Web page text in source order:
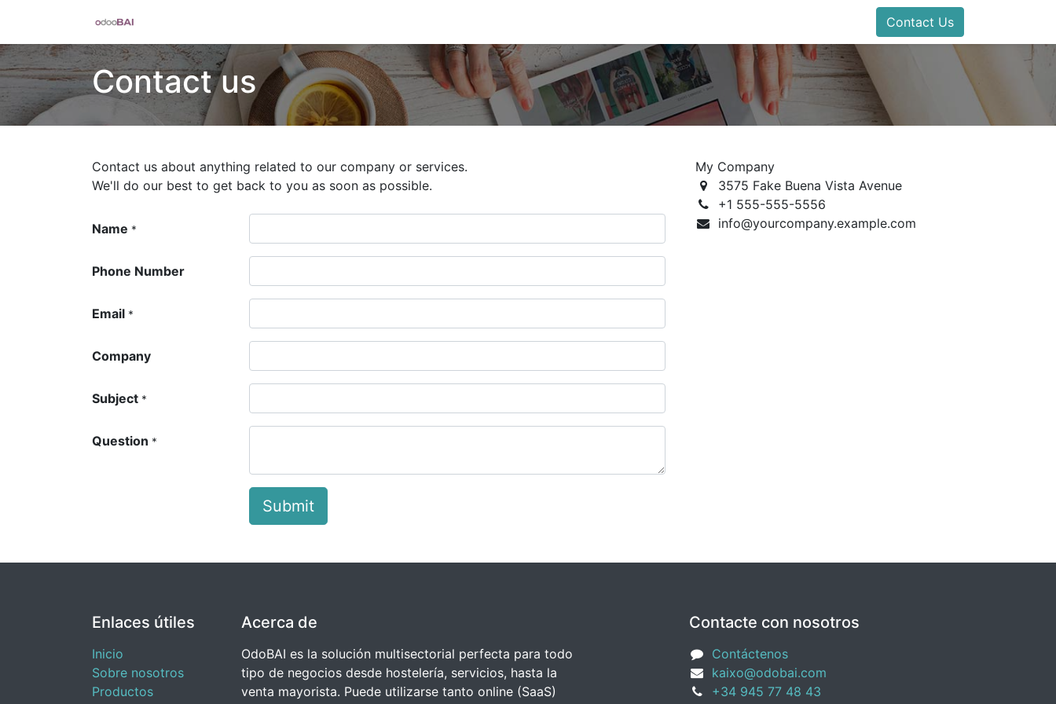
Contact Us
Contact us
Contact us about anything related to our company or services.
We'll do our best to get back to you as soon as possible.
Name *
Phone Number
Email *
Company
Subject *
Question *
Submit
My Company
3575 Fake Buena Vista Avenue
+1 555-555-5556
info@yourcompany.example.com
Enlaces útiles
Inicio
Sobre nosotros
Productos
Acerca de
OdoBAI es la solución multisectorial perfecta para todo
tipo de negocios desde hostelería, servicios, hasta la
venta mayorista. Puede utilizarse tanto online (SaaS)
Contacte con nosotros
Contáctenos
kaixo@odobai.com
+34 945 77 48 43